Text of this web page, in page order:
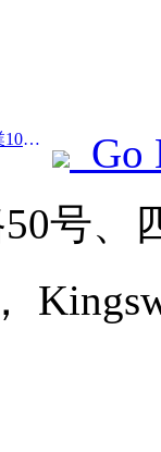
Prev:上海ディズニーリゾートは開業10周年を迎え、これまでに1億人以上の来場者数を記録した。
Go
号、